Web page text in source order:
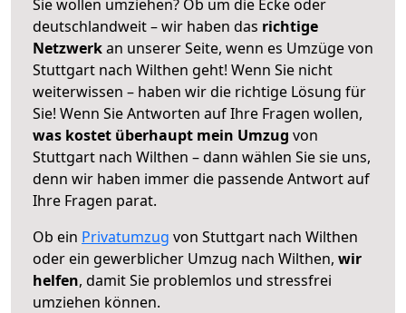
Sie wollen umziehen? Ob um die Ecke oder
deutschlandweit – wir haben das richtige
Netzwerkan unserer Seite, wenn es Umzüge von
Stuttgart nach Wilthen geht! Wenn Sie nicht
weiterwissen – haben wir die richtige Lösung für
Sie! Wenn Sie Antworten auf Ihre Fragen wollen,
was kostet überhaupt mein Umzug von
Stuttgart nach Wilthen – dann wählen Sie sie uns,
denn wir haben immer die passende Antwort auf
Ihre Fragen parat.
Ob ein Privatumzug von Stuttgart nach Wilthen
oder ein gewerblicher Umzug nach Wilthen, wir
helfen, damit Sie problemlos und stressfrei
umziehen können.